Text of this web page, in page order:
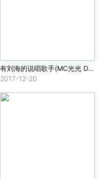
有刘海的说唱歌手(MC光光 Diss)
2017-12-20